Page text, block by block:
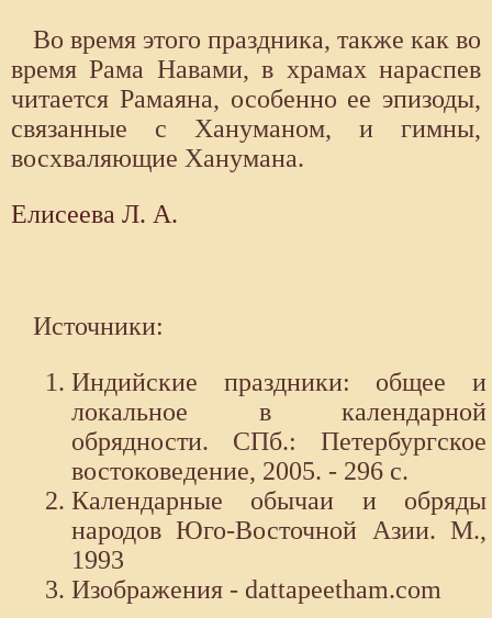
Во время этого праздника, также как во
время Рама Навами, в храмах нараспев
читается Рамаяна, особенно ее эпизоды,
связанные с Хануманом, и гимны,
восхваляющие Ханумана.
Елисеева Л. А.
Источники:
Индийские праздники: общее и
локальное в календарной
обрядности. СПб.: Петербургское
востоковедение, 2005. - 296 с.
Календарные обычаи и обряды
народов Юго-Восточной Азии. М.,
1993
Изображения - dattapeetham.com